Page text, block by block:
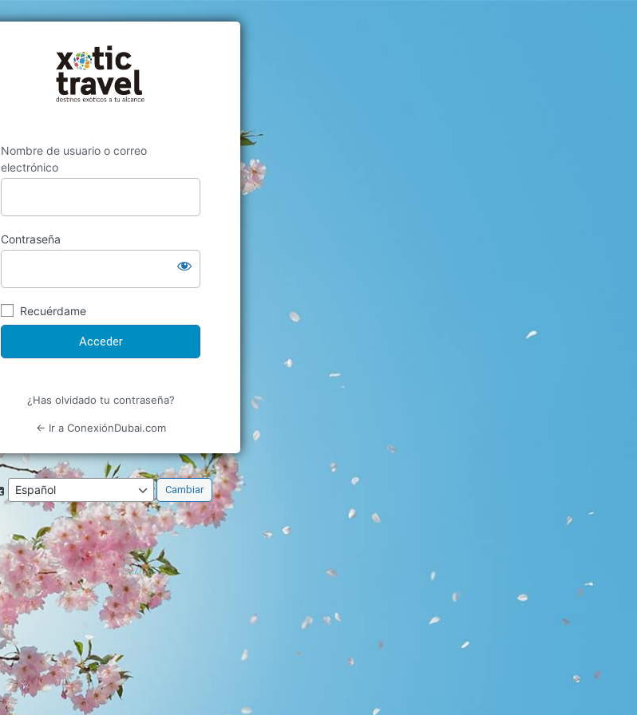
Nombre de usuario o correo
electrónico
Contraseña
Recuérdame
¿Has olvidado tu contraseña?
← Ir a ConexiónDubai.com
Idioma